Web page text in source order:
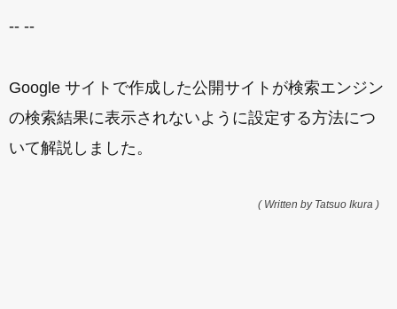
-- --
Google サイトで作成した公開サイトが検索エンジン
の検索結果に表示されないように設定する方法につ
いて解説しました。
( Written by Tatsuo Ikura )